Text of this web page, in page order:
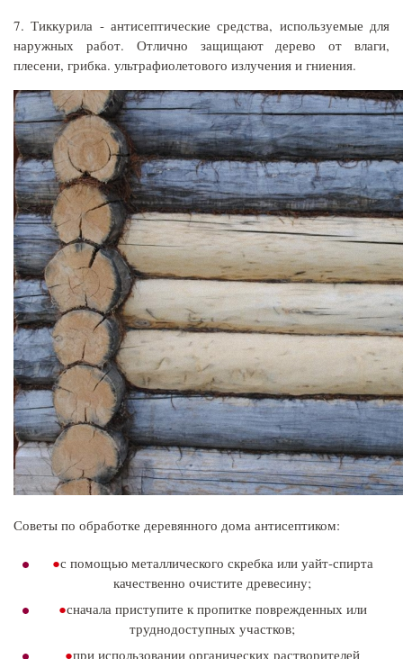
7. Тиккурила - антисептические средства, используемые для
наружных работ. Отлично защищают дерево от влаги,
плесени, грибка. ультрафиолетового излучения и гниения.
Советы по обработке деревянного дома антисептиком:
с помощью металлического скребка или уайт-спирта
качественно очистите древесину;
сначала приступите к пропитке поврежденных или
труднодоступных участков;
при использовании органических растворителей